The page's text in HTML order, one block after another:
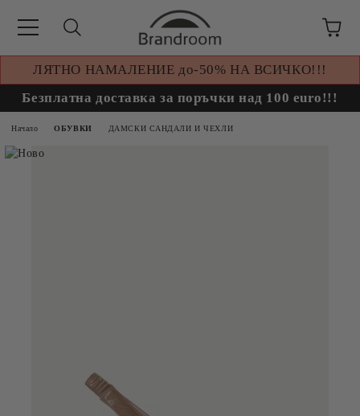
ЛЯТНО НАМАЛЕНИЕ до-50% НА ВСИЧКО!!!
Безплатна доставка за поръчки над 100 euro!!!
Начало ОБУВКИ ДАМСКИ САНДАЛИ И ЧЕХЛИ